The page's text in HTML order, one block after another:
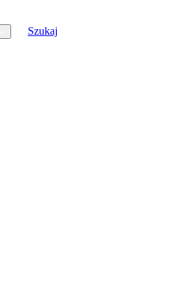
Szukaj